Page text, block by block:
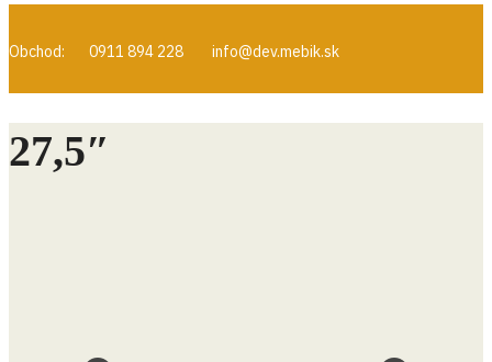
Obchod: 0911 894 228 info@dev.mebik.sk
27,5″